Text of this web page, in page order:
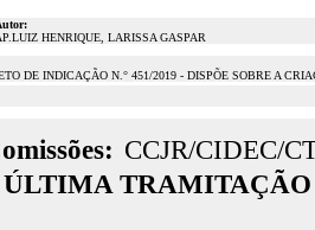
HENRIQUE, LARISSA GASPAR
DE INDICAÇÃO N.° 451/2019 - DISPÕE SOBRE A
CCJR/CIDEC/
ÚLTIMA